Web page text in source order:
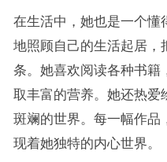
在生活中，她也是一个懂
地照顾自己的生活起居，
条。她喜欢阅读各种书籍
取丰富的营养。她还热爱
斑斓的世界。每一幅作品
现着她独特的内心世界。